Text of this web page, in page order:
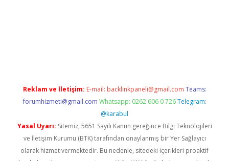
Reklam ve İletişim: E-mail: backlinkpaneli@gmail.com Teams:
forumhizmeti@gmail.com Whatsapp: 0262 606 0 726 Telegram:
@karabul
Yasal Uyarı: Sitemiz, 5651 Sayılı Kanun gereğince Bilgi Teknolojileri
ve İletişim Kurumu (BTK) tarafından onaylanmış bir Yer Sağlayıcı
olarak hizmet vermektedir. Bu nedenle, sitedeki içerikleri proaktif